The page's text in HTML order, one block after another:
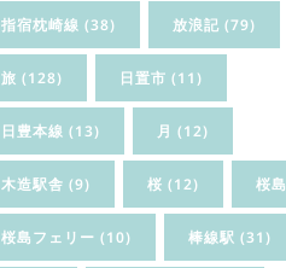
指宿枕崎線 (38) 放浪記 (79)
旅 (128) 日置市 (11)
日豊本線 (13) 月 (12)
木造駅舎 (9) 桜 (12) 桜島
桜島フェリー (10) 棒線駅 (31)